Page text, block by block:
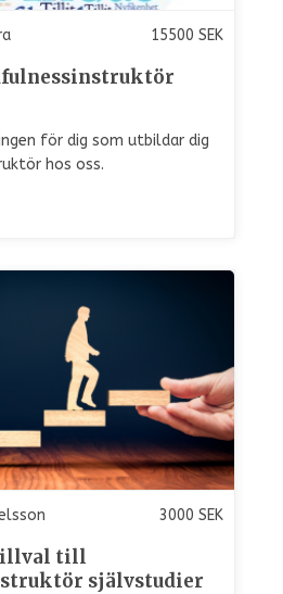
15500 SEK
för dig som utbildar dig
hos oss.
3000 SEK
till
självstudier